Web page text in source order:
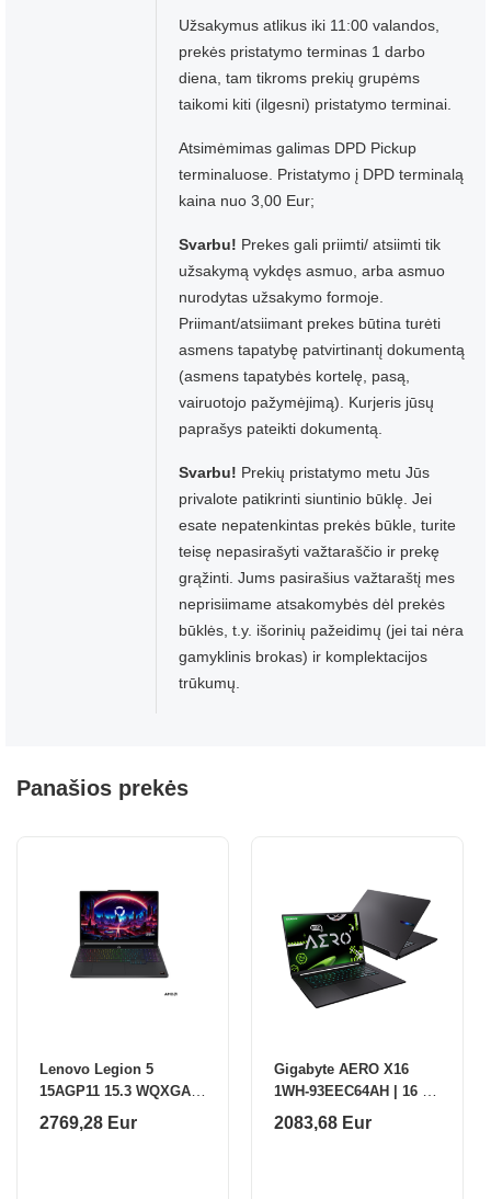
Užsakymus atlikus iki 11:00 valandos,
prekės pristatymo terminas 1 darbo
diena, tam tikroms prekių grupėms
taikomi kiti (ilgesni) pristatymo terminai.
Atsimėmimas galimas DPD Pickup
terminaluose. Pristatymo į DPD terminalą
kaina nuo 3,00 Eur;
Svarbu! Prekes gali priimti/ atsiimti tik
užsakymą vykdęs asmuo, arba asmuo
nurodytas užsakymo formoje.
Priimant/atsiimant prekes būtina turėti
asmens tapatybę patvirtinantį dokumentą
(asmens tapatybės kortelę, pasą,
vairuotojo pažymėjimą). Kurjeris jūsų
paprašys pateikti dokumentą.
Svarbu! Prekių pristatymo metu Jūs
privalote patikrinti siuntinio būklę. Jei
esate nepatenkintas prekės būkle, turite
teisę nepasirašyti važtaraščio ir prekę
grąžinti. Jums pasirašius važtaraštį mes
neprisiimame atsakomybės dėl prekės
būklės, t.y. išorinių pažeidimų (jei tai nėra
gamyklinis brokas) ir komplektacijos
trūkumų.
Panašios prekės
Lenovo Legion 5
15AGP11 15.3 WQXGA
AMD R9 AI
465/32GB/1TB/NVIDIA
2769,28 Eur
Gigabyte AERO X16
1WH-93EEC64AH | 16 " |
IPS | QHD+ | 165 Hz |
AMD Ryzen Al 7 | 350 |
2083,68 Eur